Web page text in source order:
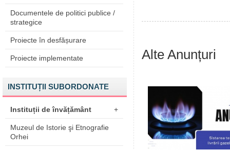
Documentele de politici publice /
strategice
Proiecte în desfășurare
Proiecte implementate
INSTITUȚII SUBORDONATE
Instituții de învățământ +
Muzeul de Istorie şi Etnografie
Orhei
Alte Anunțuri